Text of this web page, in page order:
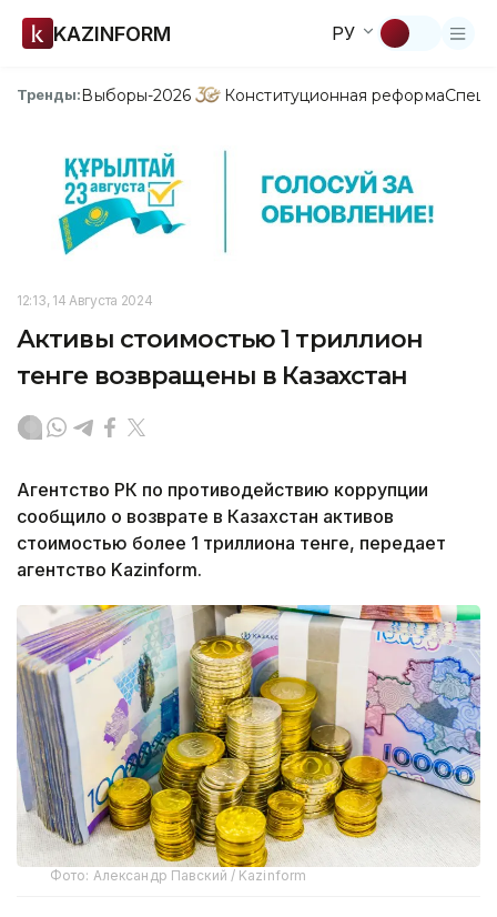
KAZINFORM РУ
Тренды:Выборы-2026 Конституционная реформа
12:13, 14 Августа 2024
Активы стоимостью 1 триллион
тенге возвращены в Казахстан
Агентство РК по противодействию коррупции
сообщило о возврате в Казахстан активов
стоимостью более 1 триллиона тенге, передает
агентство Kazinform.
Фото: Александр Павский / Kazinform